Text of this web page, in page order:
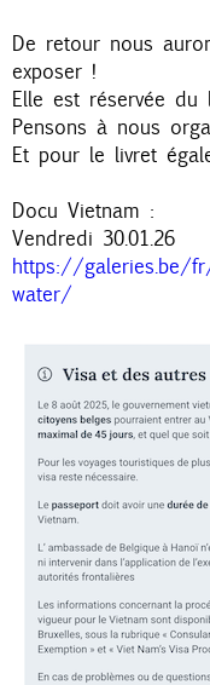
De retour nous
exposer !
Elle est réservée du
Pensons à nous
Et pour le livret
Docu Vietnam :
Vendredi 30.01.26
https://galeries.be/
water/